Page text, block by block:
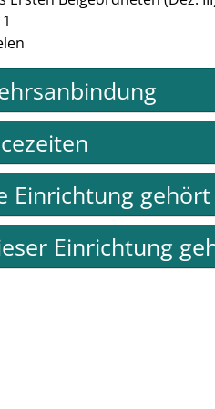
1
Einrichtung
Einrichtung